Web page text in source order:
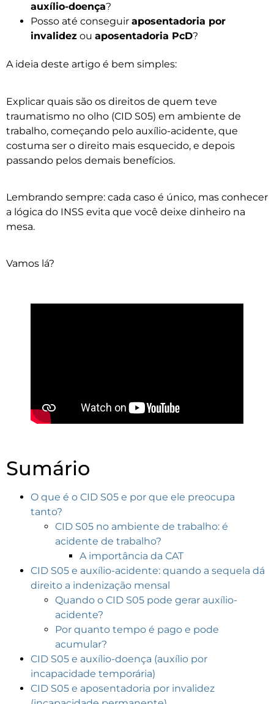
auxílio-doença?
Posso até conseguir aposentadoria por
invalidez ou aposentadoria PcD?
A ideia deste artigo é bem simples:
Explicar quais são os direitos de quem teve
traumatismo no olho (CID S05) em ambiente de
trabalho, começando pelo auxílio-acidente, que
costuma ser o direito mais esquecido, e depois
passando pelos demais benefícios.
Lembrando sempre: cada caso é único, mas conhecer
a lógica do INSS evita que você deixe dinheiro na
mesa.
Vamos lá?
Sumário
O que é o CID S05 e por que ele preocupa
tanto?
CID S05 no ambiente de trabalho: é
acidente de trabalho?
A importância da CAT
CID S05 e auxílio-acidente: quando a sequela dá
direito a indenização mensal
Quando o CID S05 pode gerar auxílio-
acidente?
Por quanto tempo é pago e pode
acumular?
CID S05 e auxílio-doença (auxílio por
incapacidade temporária)
CID S05 e aposentadoria por invalidez